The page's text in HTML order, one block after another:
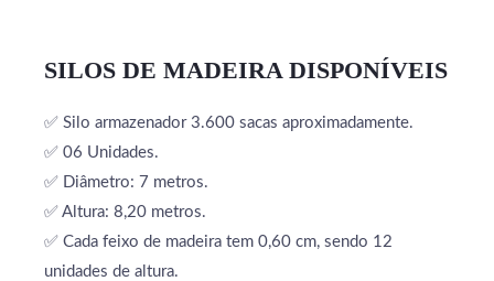
SILOS DE MADEIRA DISPONÍVEIS
✅ Silo armazenador 3.600 sacas aproximadamente.
✅ 06 Unidades.
✅ Diâmetro: 7 metros.
✅ Altura: 8,20 metros.
✅ Cada feixo de madeira tem 0,60 cm, sendo 12
unidades de altura.